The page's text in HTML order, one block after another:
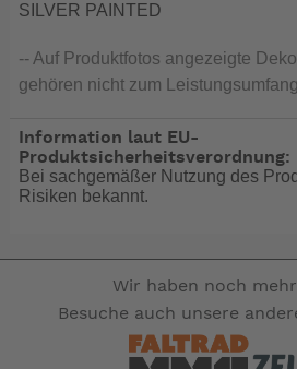
SILVER PAINTED
-- Auf Produktfotos angezeigte
gehören nicht zum
Information laut EU-
Produktsicherheitsverordnung:
Bei sachgemäßer Nutzung des
Risiken bekannt.
Wir haben noch
Besuche auch unsere